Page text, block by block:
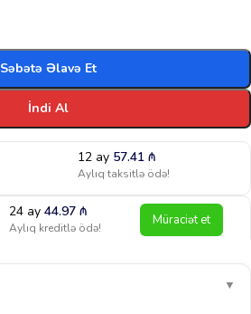
Səbətə Əlavə Et
İndi Al
12 ay 57.41 ₼
Aylıq taksitlə ödə!
24 ay44.97₼
Aylıq kreditlə ödə! Müraciət et
▼